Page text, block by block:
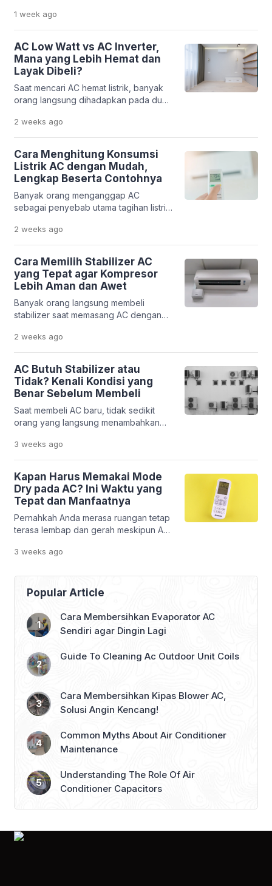
memperhatikan posisi tempat tidur
terhadap arah hembusan udara.
Padahal, tata letak yang kurang tepat
dapat membuat tubuh terus-menerus
terkena udara dingin secara langsung,
mengganggu kenyamanan tidur,
bahkan membuat pendinginan ruangan
menjadi kurang optimal. Mengetahui
terhadap […]
1 week ago
AC Low Watt vs AC Inverter,
Mana yang Lebih Hemat dan
Layak Dibeli?
Saat mencari AC hemat listrik, banyak
orang langsung dihadapkan pada dua
AC Inverter. Keduanya sama-sama
dikenal mampu mengurangi konsumsi
listrik dibandingkan AC konvensional.
Namun, bukan berarti keduanya
menggunakan teknologi yang sama.
Perbedaan utama terletak pada cara
kerja kompresor, pola konsumsi daya,
harga pembelian, hingga biaya
2 weeks ago
Cara Menghitung Konsumsi
Listrik AC dengan Mudah,
Lengkap Beserta Contohnya
Banyak orang menganggap AC
sebagai penyebab utama tagihan listrik
mengetahui konsumsi daya yang
sebenarnya, sulit memastikan seberapa
besar kontribusi AC terhadap total
penggunaan listrik rumah. Selain AC,
peralatan elektronik lain seperti kulkas,
pompa air, mesin cuci, hingga pemanas
air juga turut memengaruhi
penggunaan listrik setiap bulan. Oleh
[…]
2 weeks ago
Cara Memilih Stabilizer AC
yang Tepat agar Kompresor
Lebih Aman dan Awet
Banyak orang langsung membeli
stabilizer saat memasang AC dengan
melindungi kompresor dari kerusakan.
Padahal, memilih stabilizer yang tidak
sesuai justru membuat perlindungannya
kurang optimal. Kapasitas yang terlalu
kecil dapat membuat stabilizer bekerja
terlalu berat, sedangkan kapasitas
yang berlebihan belum tentu
memberikan manfaat tambahan. Selain
melihat […]
2 weeks ago
AC Butuh Stabilizer atau
Tidak? Kenali Kondisi yang
Benar Sebelum Membeli
Saat membeli AC baru, tidak sedikit
orang yang langsung menambahkan
sederhana, yaitu ingin melindungi AC
dari kerusakan akibat tegangan listrik
yang tidak stabil. Padahal, pada kondisi
tertentu, penggunaan stabilizer justru
tidak memberikan manfaat yang
signifikan. Hal ini membuat banyak
pemilik rumah bertanya-tanya, AC
butuh stabilizer atau tidak?
3 weeks ago
Kapan Harus Memakai Mode
Dry pada AC? Ini Waktu yang
Tepat dan Manfaatnya
Pernahkah Anda merasa ruangan tetap
terasa lembap dan gerah meskipun AC
terjadi saat musim hujan atau ketika
memang terasa lebih rendah, tetapi
udara di dalam ruangan masih terasa
orang langsung menurunkan suhu AC
atau membiarkannya bekerja lebih
lama. Padahal, solusi […]
3 weeks ago
Popular Article
Cara Membersihkan Evaporator AC
Sendiri agar Dingin Lagi
Guide To Cleaning Ac Outdoor Unit Coils
Cara Membersihkan Kipas Blower AC,
Solusi Angin Kencang!
Common Myths About Air Conditioner
Maintenance
Understanding The Role Of Air
Conditioner Capacitors